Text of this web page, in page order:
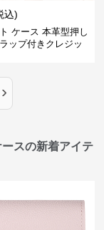
込)
ケース 本革型押し
ップ付きクレジッ
›
スの新着アイテ